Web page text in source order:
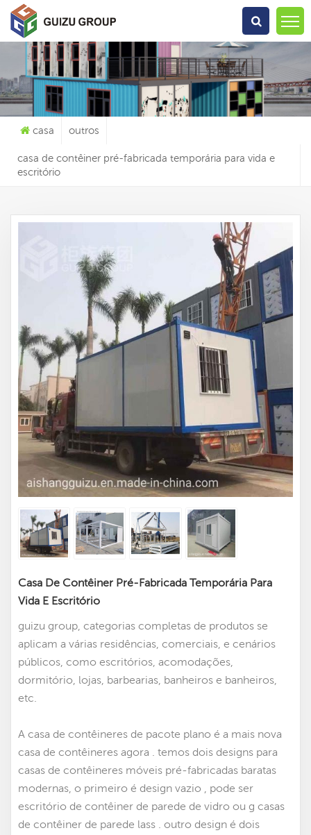
O Que Você Está Procurando?
casa outros
casa de contêiner pré-fabricada temporária para vida e
escritório
Casa De Contêiner Pré-Fabricada Temporária Para
Vida E Escritório
guizu group, categorias completas de produtos se
aplicam a várias residências, comerciais, e cenários
públicos, como escritórios, acomodações,
dormitório, lojas, barbearias, banheiros e banheiros,
etc.
A casa de contêineres de pacote plano é a mais nova
casa de contêineres agora . temos dois designs para
casas de contêineres móveis pré-fabricadas baratas
modernas o primeiro é design vazio , pode ser
escritório de contêiner de parede de vidro ou g casas
de contêiner de parede lass . outro design é dois